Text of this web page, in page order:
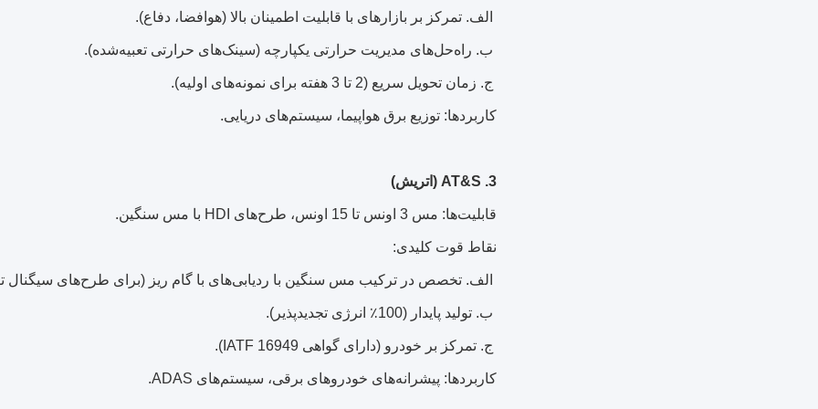
الف. تمرکز بر بازارهای با قابلیت اطمینان بالا (هوافضا، دفاع).
ب. راه‌حل‌های مدیریت حرارتی یکپارچه (سینک‌های حرارتی تعبیه‌شده).
ج. زمان تحویل سریع (2 تا 3 هفته برای نمونه‌های اولیه).
کاربردها: توزیع برق هواپیما، سیستم‌های دریایی.
3. AT&S (اتریش)
قابلیت‌ها: مس 3 اونس تا 15 اونس، طرح‌های HDI با مس سنگین.
نقاط قوت کلیدی:
الف. تخصص در ترکیب مس سنگین با ردیابی‌های با گام ریز (برای طرح‌های سیگنال
ب. تولید پایدار (100٪ انرژی تجدیدپذیر).
ج. تمرکز بر خودرو (دارای گواهی IATF 16949).
کاربردها: پیشرانه‌های خودروهای برقی، سیستم‌های ADAS.